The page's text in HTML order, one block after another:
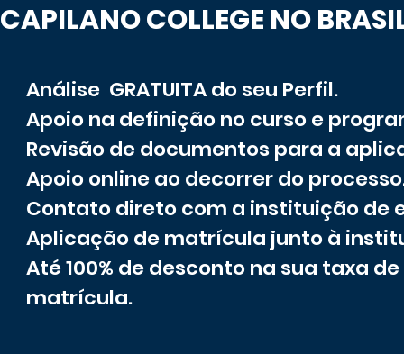
CAPILANO COLLEGE NO
Análise GRATUITA do seu Perfil.
Apoio na definição no curso e
Revisão de documentos para a
Apoio online ao decorrer do
Contato direto com a instituição de
Aplicação de matrícula junto à
Até 100% de desconto na sua taxa de
matrícula.